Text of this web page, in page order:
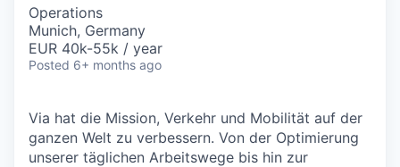
Operations
Munich, Germany
EUR 40k-55k / year
Posted 6+ months ago
Via hat die Mission, Verkehr und Mobilität auf der
ganzen Welt zu verbessern. Von der Optimierung
unserer täglichen Arbeitswege bis hin zur